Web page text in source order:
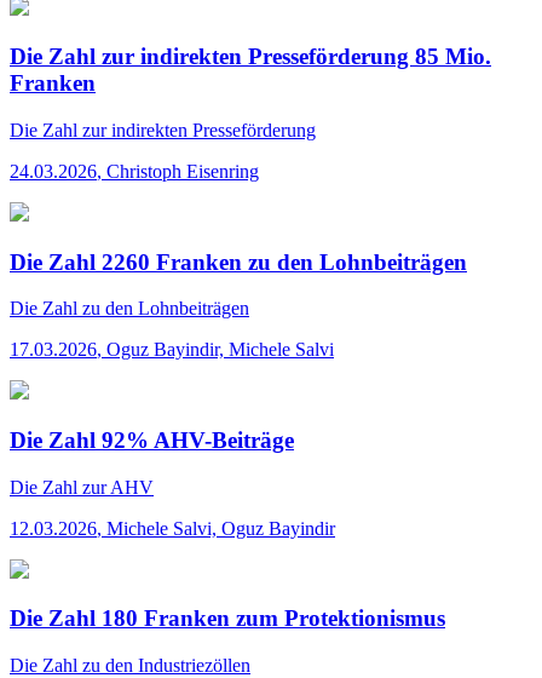
Die Zahl zur indirekten Presseförderung 85 Mio.
Franken
Die Zahl zur indirekten Presseförderung
24.03.2026, Christoph Eisenring
Die Zahl 2260 Franken zu den Lohnbeiträgen
Die Zahl zu den Lohnbeiträgen
17.03.2026, Oguz Bayindir, Michele Salvi
Die Zahl 92% AHV-Beiträge
Die Zahl zur AHV
12.03.2026, Michele Salvi, Oguz Bayindir
Die Zahl 180 Franken zum Protektionismus
Die Zahl zu den Industriezöllen